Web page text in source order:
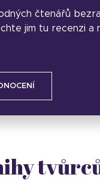
čtenářů
jim tu recenzi a